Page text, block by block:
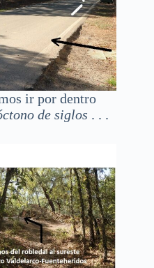
ir por dentro
de siglos . . .